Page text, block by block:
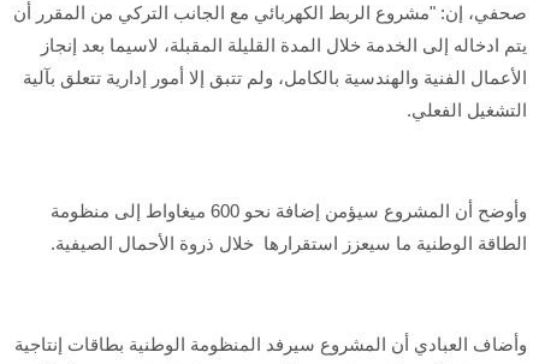
صحفي، إن: "مشروع الربط الكهربائي مع الجانب التركي من المقرر أن
يتم ادخاله إلى الخدمة خلال المدة القليلة المقبلة، لاسيما بعد إنجاز
الأعمال الفنية والهندسية بالكامل، ولم تتبق إلا أمور إدارية تتعلق بآلية
التشغيل الفعلي.
وأوضح أن المشروع سيؤمن إضافة نحو 600 ميغاواط إلى منظومة
الطاقة الوطنية ما سيعزز استقرارها خلال ذروة الأحمال الصيفية.
وأضاف العبادي أن المشروع سيرفد المنظومة الوطنية بطاقات إنتاجية